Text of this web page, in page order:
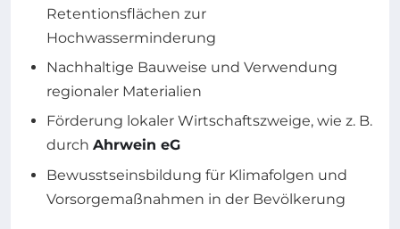
Retentionsflächen zur
Hochwasserminderung
Nachhaltige Bauweise und Verwendung
regionaler Materialien
Förderung lokaler Wirtschaftszweige, wie z. B.
durch Ahrwein eG
Bewusstseinsbildung für Klimafolgen und
Vorsorgemaßnahmen in der Bevölkerung